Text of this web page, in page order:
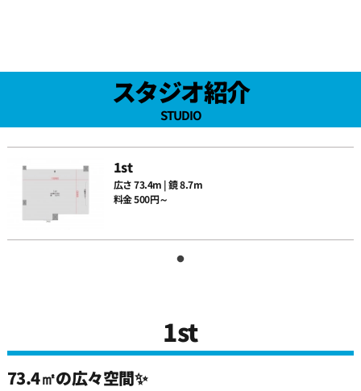
11:00
12:30
スタジオ紹介
STUDIO
1st
広さ 73.4m | 鏡 8.7m
料金 500円～
1st
73.4㎡の広々空間✨